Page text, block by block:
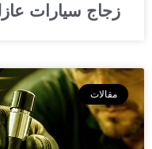
زجاج سيارات
مقالات